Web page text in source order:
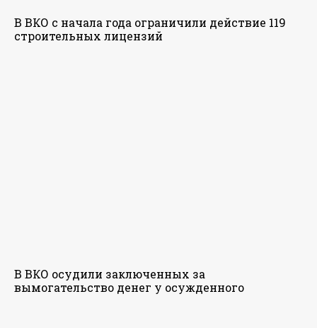
В ВКО с начала года ограничили действие 119
строительных лицензий
В ВКО осудили заключенных за
вымогательство денег у осужденного